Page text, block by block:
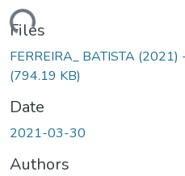
Files
FERREIRA_ BATISTA (2021)
(794.19 KB)
Date
2021-03-30
Authors